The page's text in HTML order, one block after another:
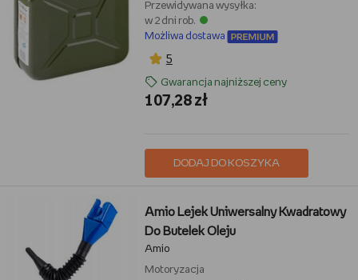
Przewidywana wysyłka:
w 2 dni rob.
Możliwa dostawa
5
Gwarancja najniższej ceny
107,28 zł
DODAJ DO KOSZYKA
Amio Lejek Uniwersalny Kwadratowy
Do Butelek Oleju
Amio
Motoryzacja